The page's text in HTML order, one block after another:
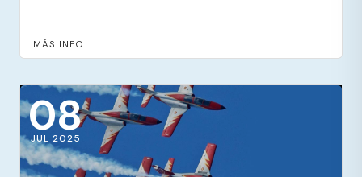
MÁS INFO
08
JUL 2025